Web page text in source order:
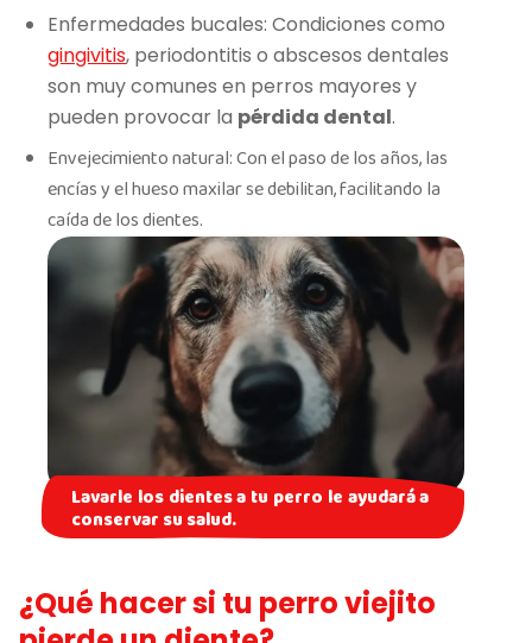
Enfermedades bucales: Condiciones como
gingivitis, periodontitis o abscesos dentales
son muy comunes en perros mayores y
pueden provocar la pérdida dental.
Envejecimiento natural: Con el paso de los años, las
encías y el hueso maxilar se debilitan, facilitando la
caída de los dientes.
Lavarle los dientes a tu perro le ayudará a
conservar su salud.
¿Qué hacer si tu perro viejito